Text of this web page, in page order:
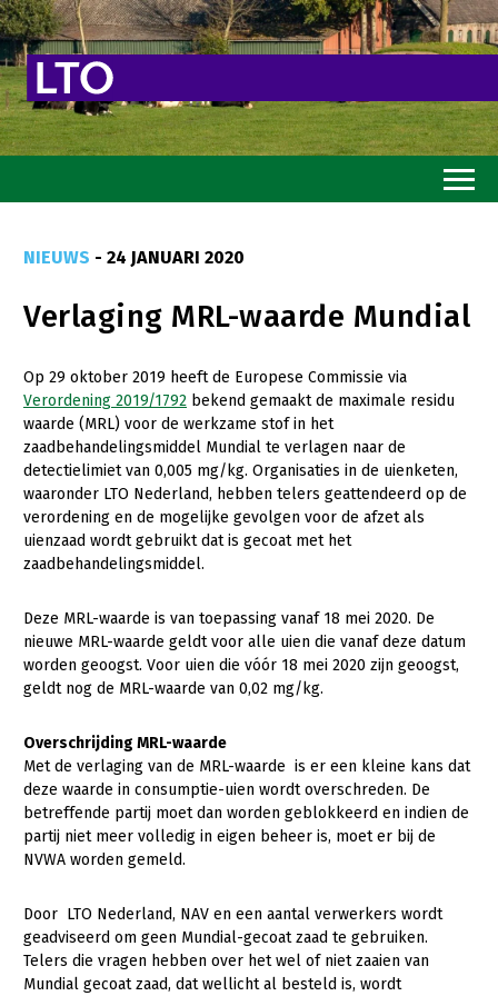
Goed eten
Mooi groen
Sterk ondernemerschap
Transitiepaden
Thema’s
Gezonde planten
Gezonde dieren
Natuur, klimaat en energie
Bodem en water
Platteland en omgeving
Mens, ondernemerschap en onderwijs
Internationaal
Sectoren
Dier
Biologische Landbouw
Geitenhouderij
Kalverhouderij
Plant
Akkerbouw
Biologische Landbouw
Multifunctionele landbouw
Multifunctioneel
NIEUWS - 24 JANUARI 2020
Verlaging MRL-waarde Mundial
Op 29 oktober 2019 heeft de Europese Commissie via
Verordening 2019/1792 bekend gemaakt de maximale residu
waarde (MRL) voor de werkzame stof in het
zaadbehandelingsmiddel Mundial te verlagen naar de
detectielimiet van 0,005 mg/kg. Organisaties in de uienketen,
waaronder LTO Nederland, hebben telers geattendeerd op de
verordening en de mogelijke gevolgen voor de afzet als
uienzaad wordt gebruikt dat is gecoat met het
zaadbehandelingsmiddel.
Deze MRL-waarde is van toepassing vanaf 18 mei 2020. De
nieuwe MRL-waarde geldt voor alle uien die vanaf deze datum
worden geoogst. Voor uien die vóór 18 mei 2020 zijn geoogst,
geldt nog de MRL-waarde van 0,02 mg/kg.
Overschrijding MRL-waarde
Met de verlaging van de MRL-waarde is er een kleine kans dat
deze waarde in consumptie-uien wordt overschreden. De
betreffende partij moet dan worden geblokkeerd en indien de
partij niet meer volledig in eigen beheer is, moet er bij de
NVWA worden gemeld.
Door LTO Nederland, NAV en een aantal verwerkers wordt
geadviseerd om geen Mundial-gecoat zaad te gebruiken.
Telers die vragen hebben over het wel of niet zaaien van
Mundial gecoat zaad, dat wellicht al besteld is, wordt